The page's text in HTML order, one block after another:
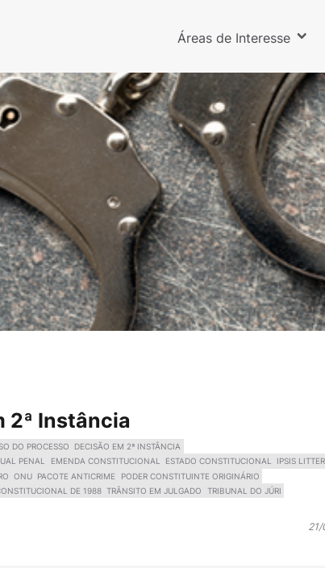
Áreas de Interesse
2ª Instância
DO PROCESSO
DECISÃO EM 2ª INSTÂNCIA
PENAL EMENDA CONSTITUCIONAL ESTADO CONSTITUCIONAL
IPSIS
ONU PACOTE ANTICRIME
PODER CONSTITUINTE ORIGINÁRIO
DE 1988 TRÂNSITO EM JULGADO TRIBUNAL DO JÚRI
21/